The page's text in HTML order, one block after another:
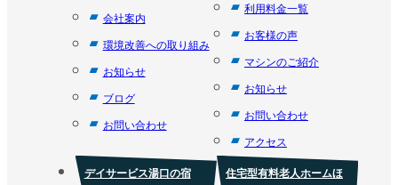
会社案内
環境改善への取り組み
お知らせ
ブログ
お問い合わせ
利用料金一覧
お客様の声
マシンのご紹介
お知らせ
お問い合わせ
アクセス
デイサービス湯口の宿
住宅型有料老人ホームほ